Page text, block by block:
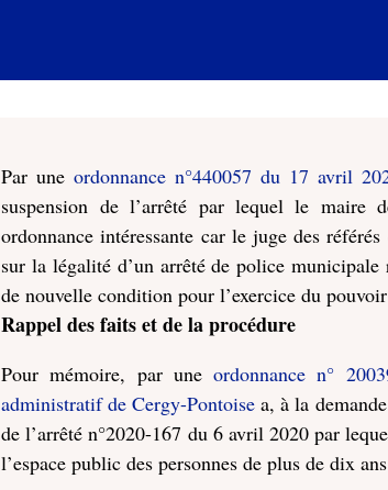
Par uneordonnance n°440057 du 17 avril
suspension de l’arrêté par lequel le
ordonnance intéressante car le juge des
sur la légalité d’un arrêté de police
de nouvelle condition pour l’exercice du
Rappel des faits et de la procédure
Pour mémoire, par uneordonnance n°
administratif de Cergy-Pontoise a, à la
de l’arrêté n°2020-167 du 6 avril 2020 par
l’espace public des personnes de plus de dix